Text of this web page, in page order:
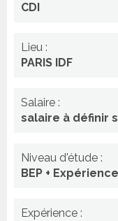
CDI
Lieu :
PARIS IDF
Salaire :
salaire à définir
Niveau d'étude :
BEP + Expérience
Expérience :